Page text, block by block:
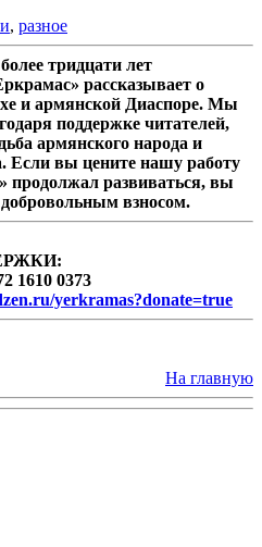
, разное
тридцати лет
рассказывает о
и армянской Диаспоре. Мы
поддержке читателей,
армянского народа и
Если вы цените нашу работу
продолжал развиваться, вы
взносом.
1610 0373
yerkramas?donate=true
На главную